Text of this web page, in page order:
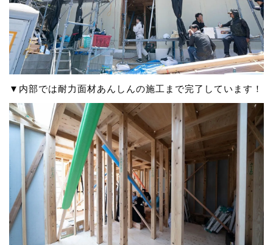
▼内部では耐力面材あんしんの施工まで完了しています！